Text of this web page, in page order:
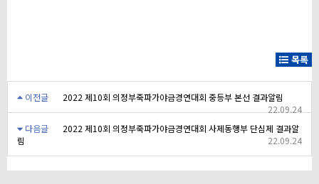
목록
이전글
2022 제10회 의정부죽파가야금경연대회 중등부 본선 결과알림
22.09.24
다음글
2022 제10회 의정부죽파가야금경연대회 사제동행부 단심제 결과알
림
22.09.24